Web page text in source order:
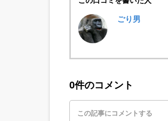
ごり男
0件のコメント